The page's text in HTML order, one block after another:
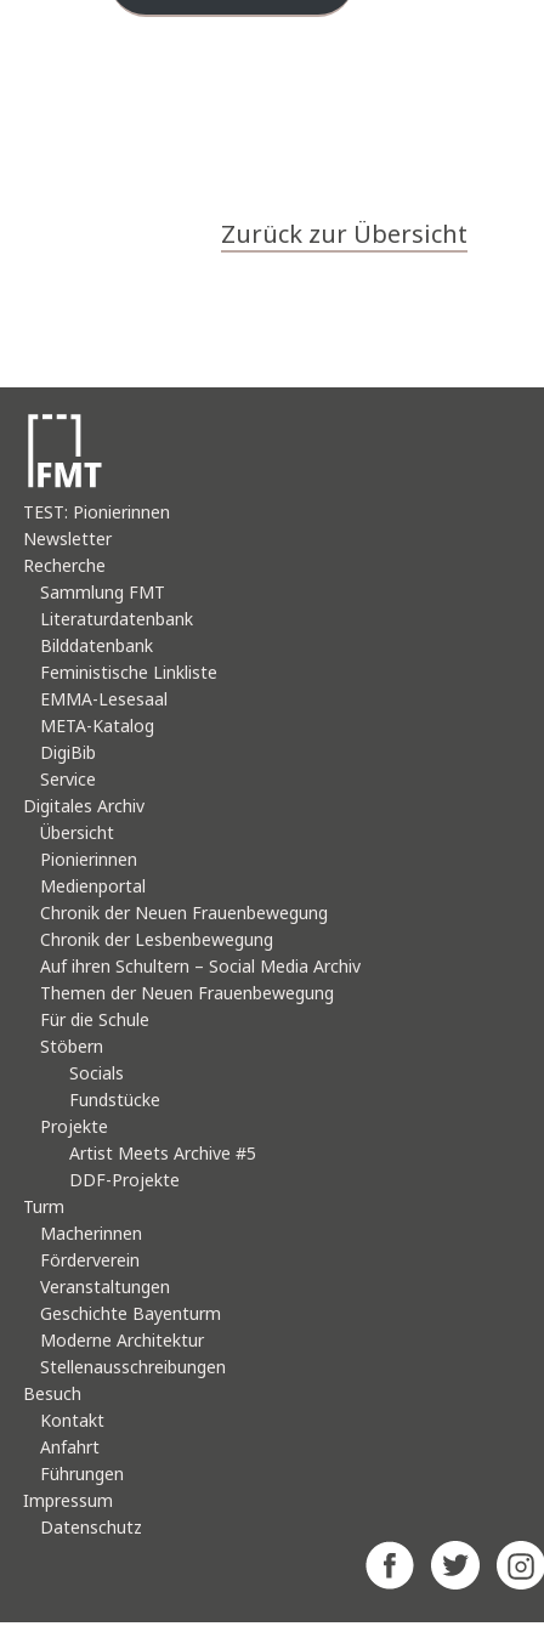
Zurück zur Übersicht
TEST: Pionierinnen
Newsletter
Recherche
Sammlung FMT
Literaturdatenbank
Bilddatenbank
Feministische Linkliste
EMMA-Lesesaal
META-Katalog
DigiBib
Service
Digitales Archiv
Übersicht
Pionierinnen
Medienportal
Chronik der Neuen Frauenbewegung
Chronik der Lesbenbewegung
Auf ihren Schultern – Social Media Archiv
Themen der Neuen Frauenbewegung
Für die Schule
Stöbern
Socials
Fundstücke
Projekte
Artist Meets Archive #5
DDF-Projekte
Turm
Macherinnen
Förderverein
Veranstaltungen
Geschichte Bayenturm
Moderne Architektur
Stellenausschreibungen
Besuch
Kontakt
Anfahrt
Führungen
Impressum
Datenschutz